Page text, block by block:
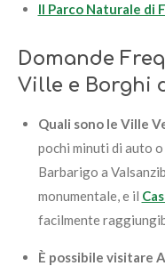
Il Parco Naturale di
Domande
Ville e Borghi
Quali sono le Ville
pochi minuti di auto
Barbarigo a
monumentale, e il
facilmente
È possibile visitare